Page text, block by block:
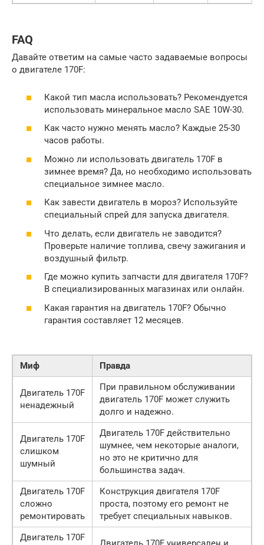
FAQ
Давайте ответим на самые часто задаваемые вопросы
о двигателе 170F:
Какой тип масла использовать? Рекомендуется
использовать минеральное масло SAE 10W-30.
Как часто нужно менять масло? Каждые 25-30
часов работы.
Можно ли использовать двигатель 170F в
зимнее время? Да, но необходимо использовать
специальное зимнее масло.
Как завести двигатель в мороз? Используйте
специальный спрей для запуска двигателя.
Что делать, если двигатель не заводится?
Проверьте наличие топлива, свечу зажигания и
воздушный фильтр.
Где можно купить запчасти для двигателя 170F?
В специализированных магазинах или онлайн.
Какая гарантия на двигатель 170F? Обычно
гарантия составляет 12 месяцев.
Миф Правда
Двигатель 170F
ненадежный
При правильном обслуживании
двигатель 170F может служить
долго и надежно.
Двигатель 170F
слишком
шумный
Двигатель 170F действительно
шумнее, чем некоторые аналоги,
но это не критично для
большинства задач.
Двигатель 170F
сложно
ремонтировать
Конструкция двигателя 170F
проста, поэтому его ремонт не
требует специальных навыков.
Двигатель 170F